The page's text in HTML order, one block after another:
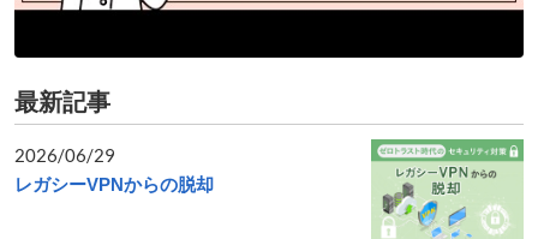
最新記事
2026/06/29
レガシーVPNからの脱却